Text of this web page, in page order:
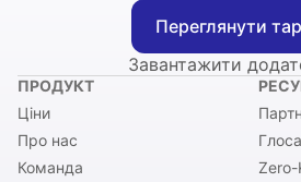
Переглянути
Завантажити
ПРОДУКТ
Ціни
Про нас
Команда
Zero-